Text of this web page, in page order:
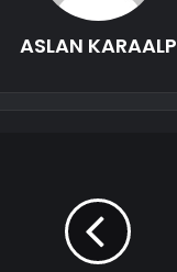
ASLAN KARAALP